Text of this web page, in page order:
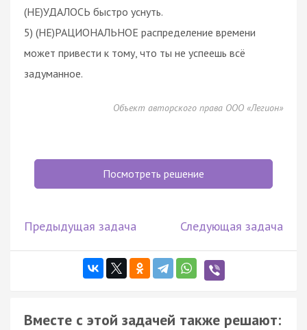
(НЕ)УДАЛОСЬ быстро уснуть.
5) (НЕ)РАЦИОНАЛЬНОЕ распределение времени
может привести к тому, что ты не успеешь всё
задуманное.
Объект авторского права ООО «Легион»
Посмотреть решение
Предыдущая задача Следующая задача
Вместе с этой задачей также решают: